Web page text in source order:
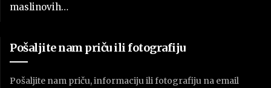
maslinovih…
Pošaljite nam priču ili fotografiju
Pošaljite nam priču, informaciju ili fotografiju na email